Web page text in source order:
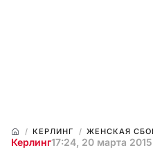
КЕРЛИНГ ЖЕНСКАЯ
Керлинг17:24, 20 марта 2015